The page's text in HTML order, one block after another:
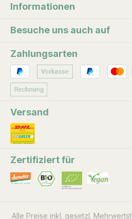
für die Herstellung von
Blüten.
Informationen
Besuche uns auch auf
Zahlungsarten
Versand
Zertifiziert für
Alle Preise inkl. gesetzl.